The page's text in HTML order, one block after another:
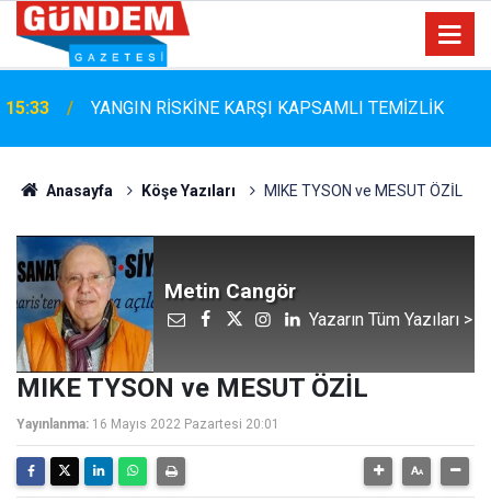
15:33 YANGIN RİSKİNE KARŞI KAPSAMLI TEMİZLİK
Anasayfa Köşe Yazıları MIKE TYSON ve MESUT ÖZİL
Metin Cangör
Yazarın Tüm Yazıları >
MIKE TYSON ve MESUT ÖZİL
Yayınlanma: 16 Mayıs 2022 Pazartesi 20:01